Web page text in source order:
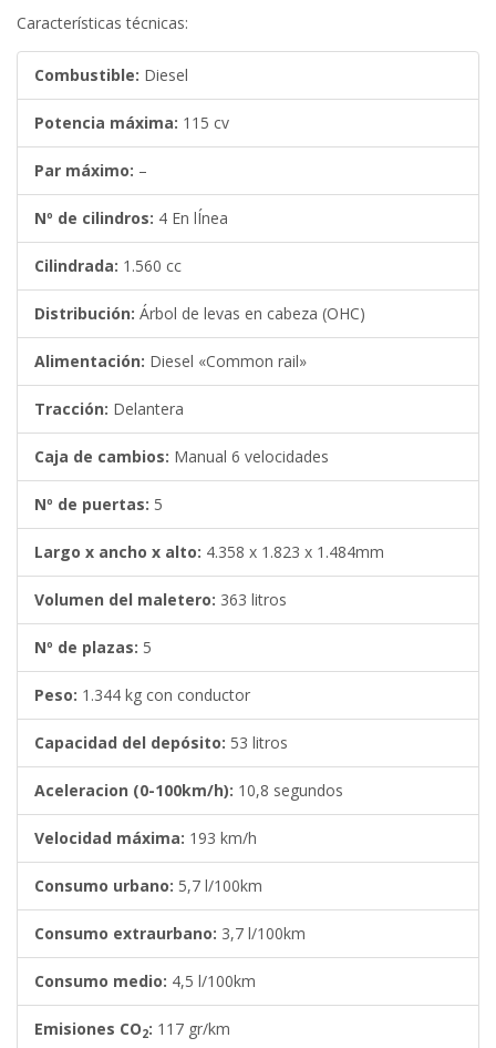
Características técnicas:
Combustible: Diesel
Potencia máxima: 115 cv
Par máximo: –
Nº de cilindros: 4 En lÍnea
Cilindrada: 1.560 cc
Distribución: Árbol de levas en cabeza (OHC)
Alimentación: Diesel «Common rail»
Tracción: Delantera
Caja de cambios: Manual 6 velocidades
Nº de puertas: 5
Largo x ancho x alto: 4.358 x 1.823 x 1.484mm
Volumen del maletero: 363 litros
Nº de plazas: 5
Peso: 1.344 kg con conductor
Capacidad del depósito: 53 litros
Aceleracion (0-100km/h): 10,8 segundos
Velocidad máxima: 193 km/h
Consumo urbano: 5,7 l/100km
Consumo extraurbano: 3,7 l/100km
Consumo medio: 4,5 l/100km
Emisiones CO2: 117 gr/km